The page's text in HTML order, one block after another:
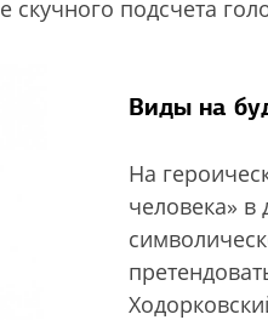
подсчета
Виды на
На
человека»